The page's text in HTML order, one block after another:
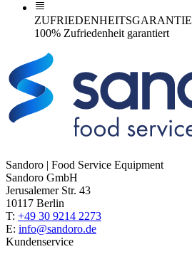
ZUFRIEDENHEITSGARANTIE
100% Zufriedenheit garantiert
Sandoro | Food Service Equipment
Sandoro GmbH
Jerusalemer Str. 43
10117 Berlin
T: +49 30 9214 2273
E: info@sandoro.de
Kundenservice